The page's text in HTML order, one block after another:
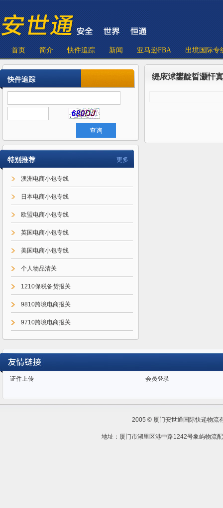
首页 简介 快件追踪 新闻 亚马逊FBA 出境国际专
快件追踪
更多
特别推荐
澳洲电商小包专线
日本电商小包专线
欧盟电商小包专线
英国电商小包专线
美国电商小包专线
个人物品清关
1210保税备货报关
9810跨境电商报关
9710跨境电商报关
9610跨境电商报关
缇庡浗鐢靛晢灏忓
证件上传 会员登录
2005 © 厦门安世通国际快递物流
地址：厦门市湖里区港中路1242号象屿物流